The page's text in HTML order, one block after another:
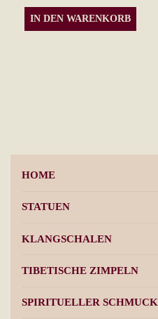
IN DEN WARENKORB
HOME
STATUEN
KLANGSCHALEN
TIBETISCHE ZIMPELN
SPIRITUELLER SCHMUCK